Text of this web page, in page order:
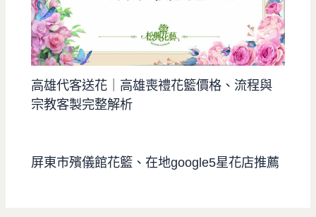
高雄代客送花｜高雄喪禮花籃價格、流程與
宗教客製完整解析
屏東市殯儀館花籃、在地google5星花店推薦